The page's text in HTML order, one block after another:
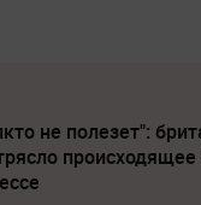
не полезет":
происходящее